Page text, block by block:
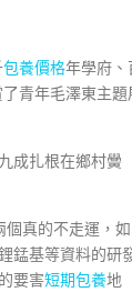
包養價格年學府、
青年毛澤東主題
成扎根在鄉村黌
個真的不走運，如
錳基等資料的研
要害短期包養地